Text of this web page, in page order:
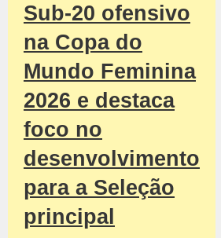
Sub-20 ofensivo
na Copa do
Mundo Feminina
2026 e destaca
foco no
desenvolvimento
para a Seleção
principal